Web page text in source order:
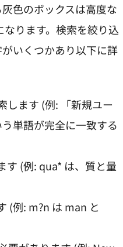
色のボックスは高度な
ります。検索を絞り込
いくつかあり以下に詳
します (例: 「新規ユー
単語が完全に一致する
す (例: qua* は、質と量
(例: m?n は man と